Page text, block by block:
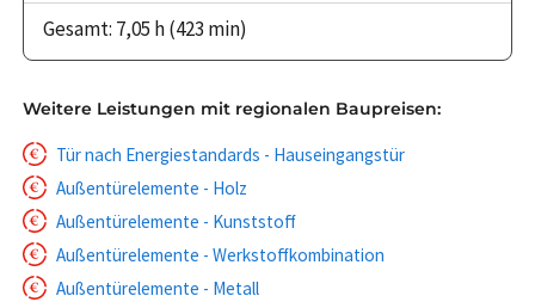
Gesamt: 7,05 h (423 min)
Weitere Leistungen mit regionalen Baupreisen:
Tür nach Energiestandards - Hauseingangstür
Außentürelemente - Holz
Außentürelemente - Kunststoff
Außentürelemente - Werkstoffkombination
Außentürelemente - Metall